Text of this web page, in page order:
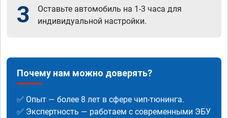
3
Оставьте автомобиль на 1-3 часа для
индивидуальной настройки.
Почему нам можно доверять?
✅ Опыт — более 8 лет в сфере чип-тюнинга.
✅ Экспертность — работаем с современными ЭБУ